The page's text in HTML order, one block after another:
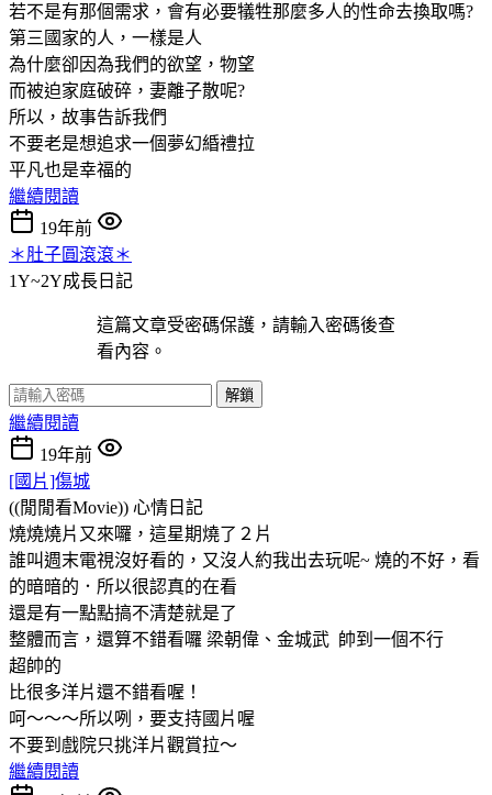
若不是有那個需求，會有必要犠牲那麼多人的性命去換取嗎?
第三國家的人，一樣是人
為什麼卻因為我們的欲望，物望
而被迫家庭破碎，妻離子散呢?
所以，故事告訴我們
不要老是想追求一個夢幻緍禮拉
平凡也是幸福的
繼續閱讀
19年前
＊肚子圓滾滾＊
1Y~2Y成長日記
這篇文章受密碼保護，請輸入密碼後查
看內容。
解鎖
繼續閱讀
19年前
[國片]傷城
((閒閒看Movie)) 心情日記
燒燒燒片又來囉，這星期燒了２片
誰叫週末電視沒好看的，又沒人約我出去玩呢~ 燒的不好，看
的暗暗的．所以很認真的在看
還是有一點點搞不清楚就是了
整體而言，還算不錯看囉 梁朝偉、金城武 帥到一個不行
超帥的
比很多洋片還不錯看喔！
呵～～～所以咧，要支持國片喔
不要到戲院只挑洋片觀賞拉～
繼續閱讀